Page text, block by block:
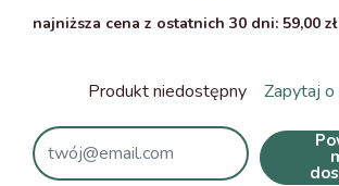
najniższa cena z ostatnich 30 dni: 59,00 zł
Produkt niedostępny Zapytaj